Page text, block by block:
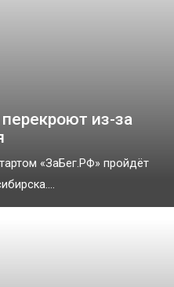
из-за
«ЗаБег.РФ» пройдёт